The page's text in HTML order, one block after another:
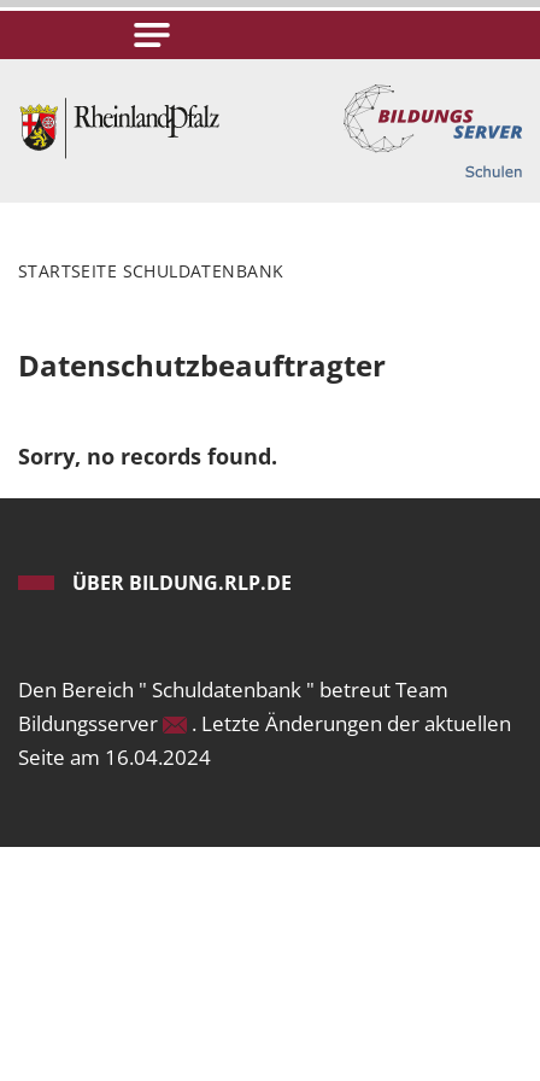
STARTSEITE SCHULDATENBANK
Datenschutzbeauftragter
Sorry, no records found.
ÜBER BILDUNG.RLP.DE
Den Bereich " Schuldatenbank " betreut Team
Bildungsserver
. Letzte Änderungen der aktuellen
Seite am 16.04.2024